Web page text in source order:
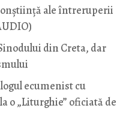
ale întreruperii
din Creta, dar
ecumenist cu
o „Liturghie” oficiată de